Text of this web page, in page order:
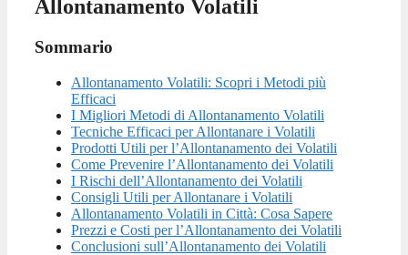
Allontanamento Volatili
Sommario
Allontanamento Volatili: Scopri i Metodi più
Efficaci
I Migliori Metodi di Allontanamento Volatili
Tecniche Efficaci per Allontanare i Volatili
Prodotti Utili per l’Allontanamento dei Volatili
Come Prevenire l’Allontanamento dei Volatili
I Rischi dell’Allontanamento dei Volatili
Consigli Utili per Allontanare i Volatili
Allontanamento Volatili in Città: Cosa Sapere
Prezzi e Costi per l’Allontanamento dei Volatili
Conclusioni sull’Allontanamento dei Volatili